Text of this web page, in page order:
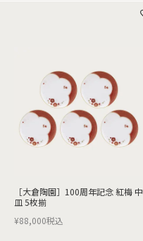
［大倉陶園］100周年記念 紅梅 中
皿 5枚揃
¥88,000税込